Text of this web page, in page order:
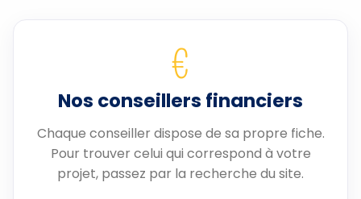
€
Nos conseillers financiers
Chaque conseiller dispose de sa propre fiche.
Pour trouver celui qui correspond à votre
projet, passez par la recherche du site.